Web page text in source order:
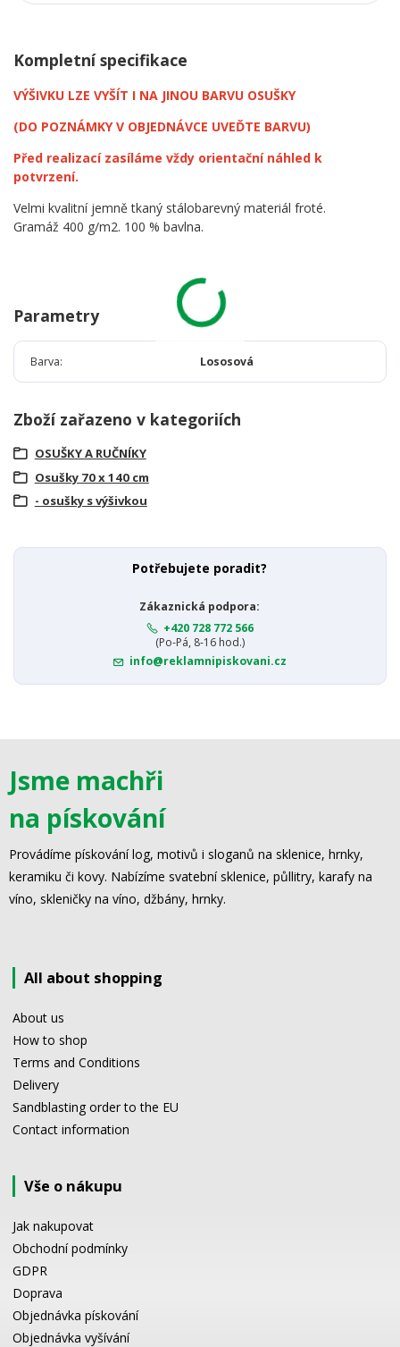
Kompletní specifikace
VÝŠIVKU LZE VYŠÍT I NA JINOU BARVU OSUŠKY
(DO POZNÁMKY V OBJEDNÁVCE UVEĎTE BARVU)
Před realizací zasíláme vždy orientační náhled k
potvrzení.
Velmi kvalitní jemně tkaný stálobarevný materiál froté.
Gramáž 400 g/m2. 100 % bavlna.
Parametry
Barva Lososová
Zboží zařazeno v kategoriích
OSUŠKY A RUČNÍKY
Osušky 70 x 140 cm
- osušky s výšivkou
Potřebujete poradit?
Zákaznická podpora:
+420 728 772 566
(Po-Pá, 8-16 hod.)
info@reklamnipiskovani.cz
Jsme machři
na pískování
Provádíme pískování log, motivů i sloganů na sklenice, hrnky,
keramiku či kovy. Nabízíme svatební sklenice, půllitry, karafy na
víno, skleničky na víno, džbány, hrnky.
All about shopping
About us
How to shop
Terms and Conditions
Delivery
Sandblasting order to the EU
Contact information
Vše o nákupu
Jak nakupovat
Obchodní podmínky
GDPR
Doprava
Objednávka pískování
Objednávka vyšívání